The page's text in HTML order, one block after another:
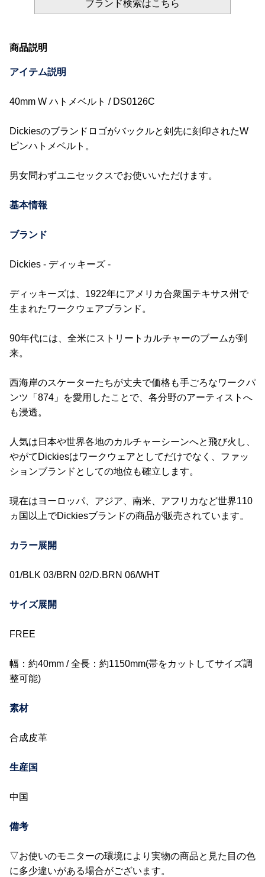
ブランド検索はこちら
商品説明
アイテム説明
40mm W ハトメベルト / DS0126C
Dickiesのブランドロゴがバックルと剣先に刻印されたW
ピンハトメベルト。
男女問わずユニセックスでお使いいただけます。
基本情報
ブランド
Dickies - ディッキーズ -
ディッキーズは、1922年にアメリカ合衆国テキサス州で
生まれたワークウェアブランド。
90年代には、全米にストリートカルチャーのブームが到
来。
西海岸のスケーターたちが丈夫で価格も手ごろなワークパ
ンツ「874」を愛用したことで、各分野のアーティストへ
も浸透。
人気は日本や世界各地のカルチャーシーンへと飛び火し、
やがてDickiesはワークウェアとしてだけでなく、ファッ
ションブランドとしての地位も確立します。
現在はヨーロッパ、アジア、南米、アフリカなど世界110
ヵ国以上でDickiesブランドの商品が販売されています。
カラー展開
01/BLK 03/BRN 02/D.BRN 06/WHT
サイズ展開
FREE
幅：約40mm / 全長：約1150mm(帯をカットしてサイズ調
整可能)
素材
合成皮革
生産国
中国
備考
▽お使いのモニターの環境により実物の商品と見た目の色
に多少違いがある場合がございます。